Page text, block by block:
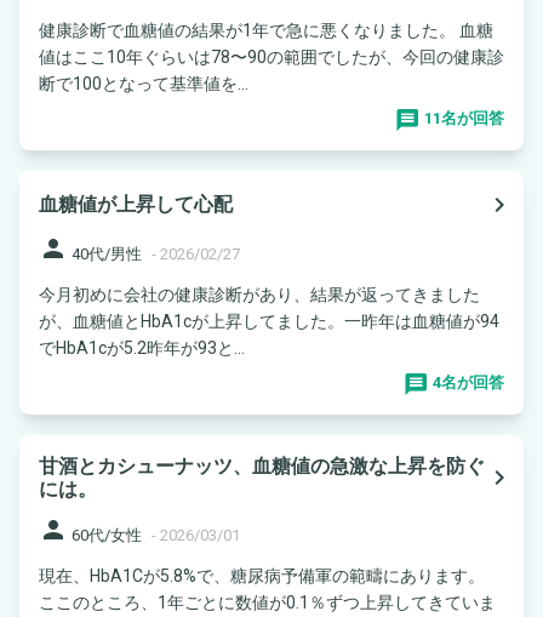
健康診断で血糖値の結果が1年で急に悪くなりました。 血糖
値はここ10年ぐらいは78〜90の範囲でしたが、今回の健康診
断で100となって基準値を...
11名が回答
血糖値が上昇して心配
navigate_next
person 40代/男性 - 2026/02/27
今月初めに会社の健康診断があり、結果が返ってきました
が、血糖値とHbA1cが上昇してました。一昨年は血糖値が94
でHbA1cが5.2昨年が93と...
4名が回答
甘酒とカシューナッツ、血糖値の急激な上昇を防ぐ
には。
navigate_next
person 60代/女性 - 2026/03/01
現在、HbA1Cが5.8%で、糖尿病予備軍の範疇にあります。
ここのところ、1年ごとに数値が0.1％ずつ上昇してきていま